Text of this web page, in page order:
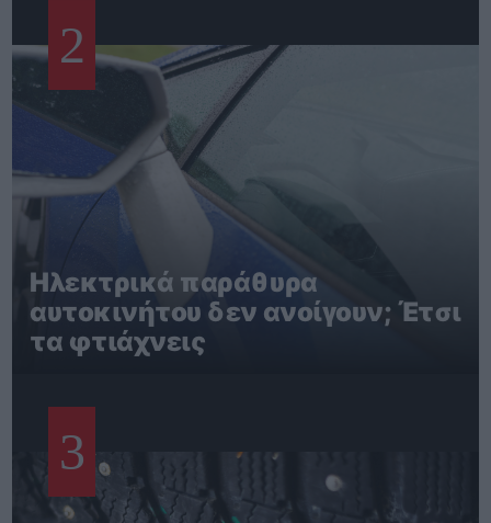
2
Ηλεκτρικά παράθυρα
αυτοκινήτου δεν ανοίγουν; Έτσι
τα φτιάχνεις
3